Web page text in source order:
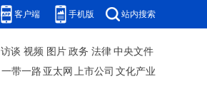
客户端 手机版 站内搜索
访谈 视频 图片 政务 法律 中央文件
一带一路 亚太网 上市公司 文化产业